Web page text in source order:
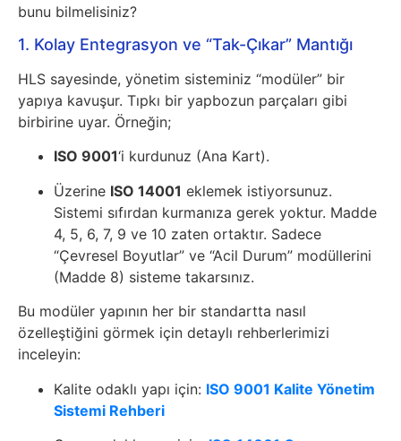
bunu bilmelisiniz?
1. Kolay Entegrasyon ve “Tak-Çıkar” Mantığı
HLS sayesinde, yönetim sisteminiz “modüler” bir
yapıya kavuşur. Tıpkı bir yapbozun parçaları gibi
birbirine uyar. Örneğin;
ISO 9001‘i kurdunuz (Ana Kart).
Üzerine ISO 14001 eklemek istiyorsunuz.
Sistemi sıfırdan kurmanıza gerek yoktur. Madde
4, 5, 6, 7, 9 ve 10 zaten ortaktır. Sadece
“Çevresel Boyutlar” ve “Acil Durum” modüllerini
(Madde 8) sisteme takarsınız.
Bu modüler yapının her bir standartta nasıl
özelleştiğini görmek için detaylı rehberlerimizi
inceleyin:
Kalite odaklı yapı için: ISO 9001 Kalite Yönetim
Sistemi Rehberi